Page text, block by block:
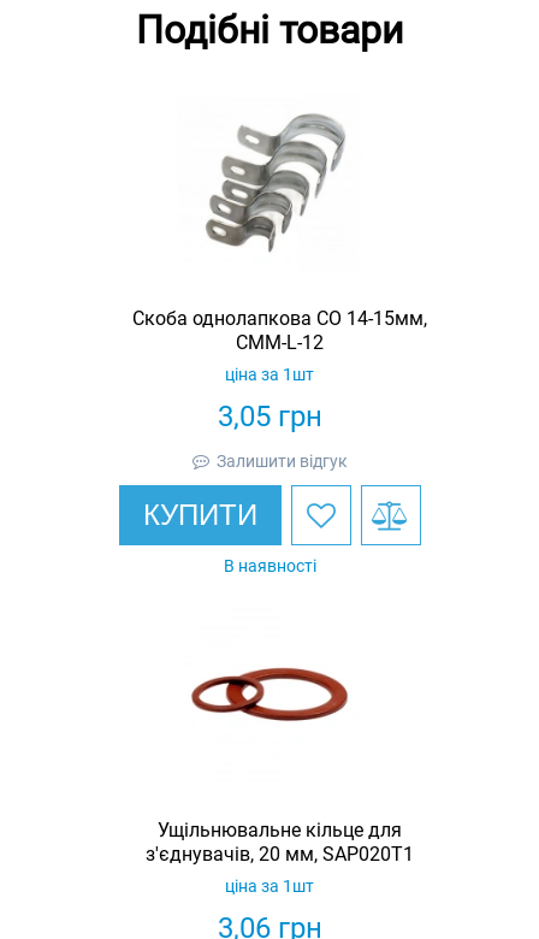
Подібні товари
Скоба однолапкова СО 14-15мм,
СММ-L-12
3,05грн
ціна за 1шт
Залишити відгук
КУПИТИ
В наявності
Ущільнювальне кільце для
з'єднувачів, 20 мм, SAP020T1
3,06грн
ціна за 1шт